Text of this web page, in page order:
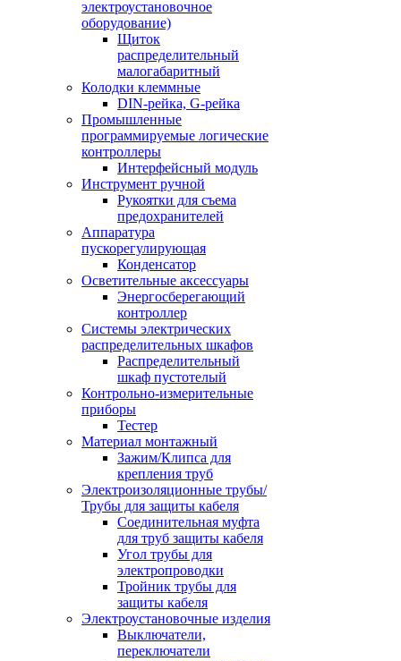
электроустановочное
оборудование)
Щиток
распределительный
малогабаритный
Колодки клеммные
DIN-рейка, G-рейка
Промышленные
программируемые логические
контроллеры
Интерфейсный модуль
Инструмент ручной
Рукоятки для съема
предохранителей
Аппаратура
пускорегулирующая
Конденсатор
Осветительные аксессуары
Энергосберегающий
контроллер
Системы электрических
распределительных шкафов
Распределительный
шкаф пустотелый
Контрольно-измерительные
приборы
Тестер
Материал монтажный
Зажим/Клипса для
крепления труб
Электроизоляционные трубы/
Трубы для защиты кабеля
Соединительная муфта
для труб защиты кабеля
Угол трубы для
электропроводки
Тройник трубы для
защиты кабеля
Электроустановочные изделия
Выключатели,
переключатели